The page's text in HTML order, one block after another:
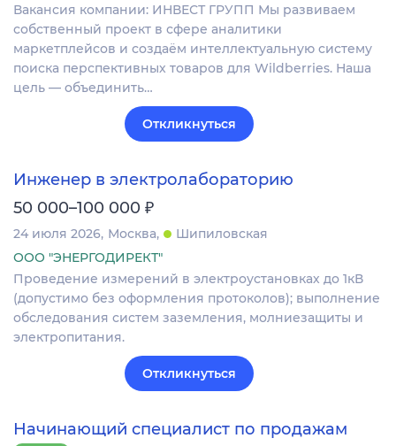
Вакансия компании: ИНВЕСТ ГРУПП Мы развиваем
собственный проект в сфере аналитики
маркетплейсов и создаём интеллектуальную систему
поиска перспективных товаров для Wildberries. Наша
цель — объединить…
Откликнуться
Инженер в электролабораторию
50 000–100 000 ₽
24 июля 2026 Москва
Шипиловская
ООО "ЭНЕРГОДИРЕКТ"
Проведение измерений в электроустановках до 1кВ
(допустимо без оформления протоколов); выполнение
обследования систем заземления, молниезащиты и
электропитания.
Откликнуться
Начинающий специалист по продажам